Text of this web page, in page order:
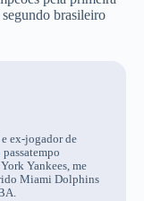
brasileiro
ex-jogador de
Yankees, me
Miami Dolphins